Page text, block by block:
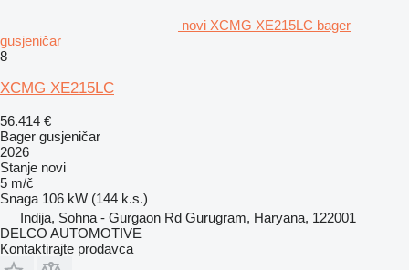
novi XCMG XE215LC bager
gusjeničar
8
XCMG XE215LC
56.414 €
Bager gusjeničar
2026
Stanje novi
5 m/č
Snaga 106 kW (144 k.s.)
Indija, Sohna - Gurgaon Rd Gurugram, Haryana, 122001
DELCO AUTOMOTIVE
Kontaktirajte prodavca